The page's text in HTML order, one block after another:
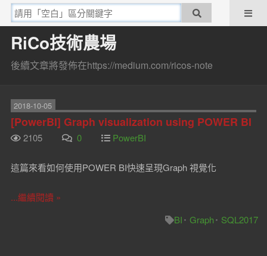
RiCo技術農場
後續文章將發佈在https://medium.com/ricos-note
2018-10-05
[PowerBI] Graph visualization using POWER BI
2105 0 PowerBI
這篇來看如何使用POWER BI快速呈現Graph 視覺化
...繼續閱讀 »
BI
Graph SQL2017